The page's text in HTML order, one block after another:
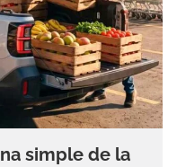
simple de la